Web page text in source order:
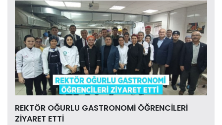
REKTÖR OĞURLU GASTRONOMİ ÖĞRENCİLERİ
ZİYARET ETTİ